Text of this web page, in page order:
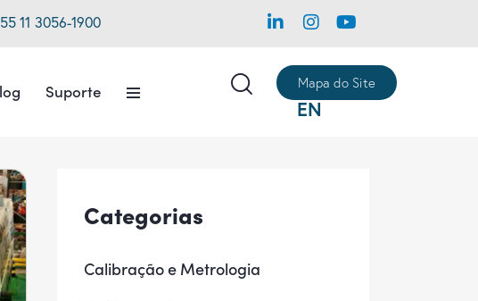
11 3056-1900
Suporte Mapa do Site
EN
Categorias
Calibração e Metrologia